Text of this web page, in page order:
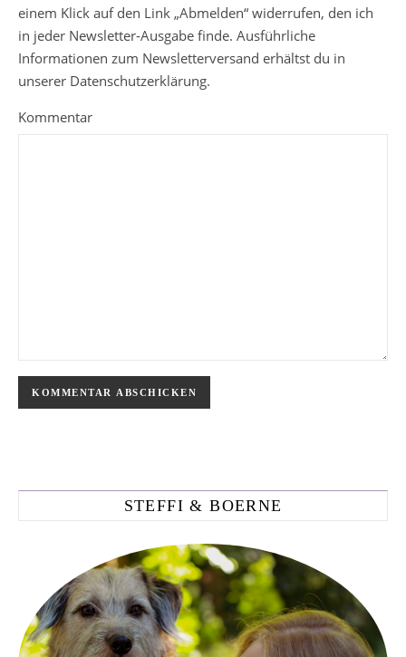
einem Klick auf den Link „Abmelden“ widerrufen, den ich
in jeder Newsletter-Ausgabe finde. Ausführliche
Informationen zum Newsletterversand erhältst du in
unserer Datenschutzerklärung.
Kommentar
STEFFI & BOERNE